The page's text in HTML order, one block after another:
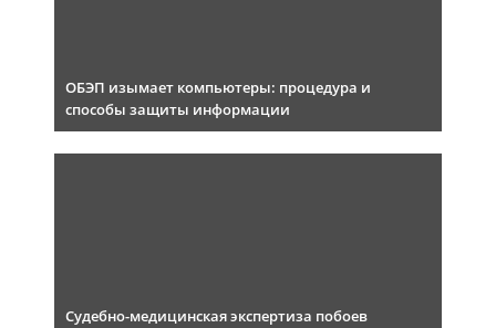
ОБЭП изымает компьютеры: процедура и
способы защиты информации
Судебно-медицинская экспертиза побоев